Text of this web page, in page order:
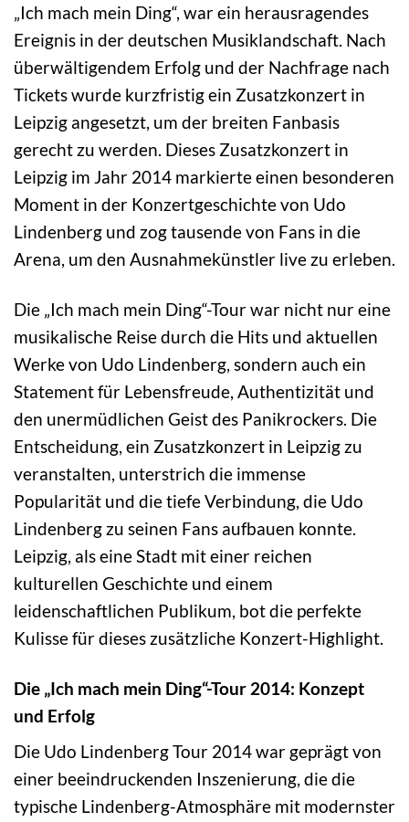
„Ich mach mein Ding“, war ein herausragendes
Ereignis in der deutschen Musiklandschaft. Nach
überwältigendem Erfolg und der Nachfrage nach
Tickets wurde kurzfristig ein Zusatzkonzert in
Leipzig angesetzt, um der breiten Fanbasis
gerecht zu werden. Dieses Zusatzkonzert in
Leipzig im Jahr 2014 markierte einen besonderen
Moment in der Konzertgeschichte von Udo
Lindenberg und zog tausende von Fans in die
Arena, um den Ausnahmekünstler live zu erleben.
Die „Ich mach mein Ding“-Tour war nicht nur eine
musikalische Reise durch die Hits und aktuellen
Werke von Udo Lindenberg, sondern auch ein
Statement für Lebensfreude, Authentizität und
den unermüdlichen Geist des Panikrockers. Die
Entscheidung, ein Zusatzkonzert in Leipzig zu
veranstalten, unterstrich die immense
Popularität und die tiefe Verbindung, die Udo
Lindenberg zu seinen Fans aufbauen konnte.
Leipzig, als eine Stadt mit einer reichen
kulturellen Geschichte und einem
leidenschaftlichen Publikum, bot die perfekte
Kulisse für dieses zusätzliche Konzert-Highlight.
Die „Ich mach mein Ding“-Tour 2014: Konzept
und Erfolg
Die Udo Lindenberg Tour 2014 war geprägt von
einer beeindruckenden Inszenierung, die die
typische Lindenberg-Atmosphäre mit modernster